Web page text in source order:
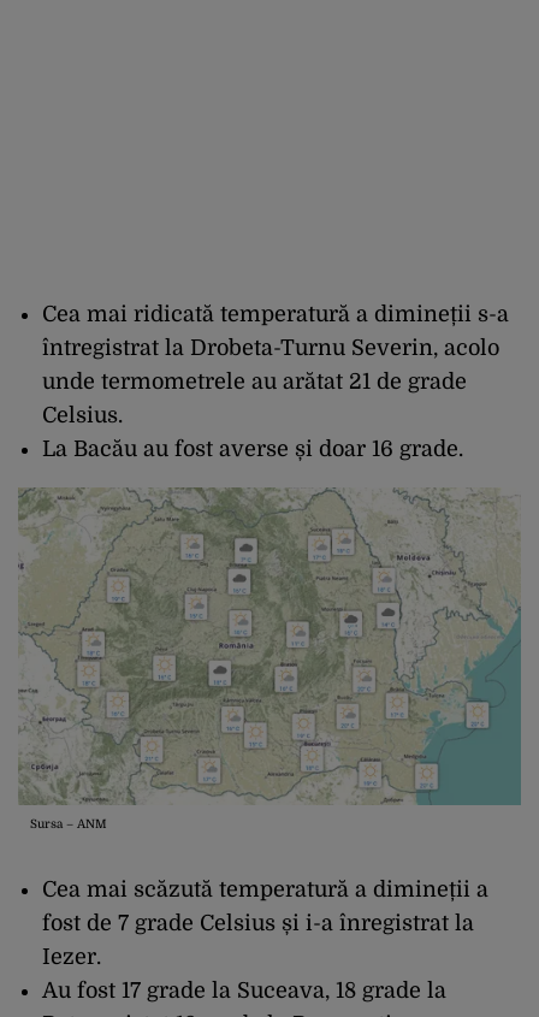
Cea mai ridicată temperatură a dimineții s-a
întregistrat la Drobeta-Turnu Severin, acolo
unde termometrele au arătat 21 de grade
Celsius.
La Bacău au fost averse și doar 16 grade.
Sursa – ANM
Cea mai scăzută temperatură a dimineții a
fost de 7 grade Celsius și i-a înregistrat la
Iezer.
Au fost 17 grade la Suceava, 18 grade la